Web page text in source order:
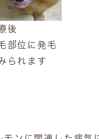
後
部位に発毛
られます